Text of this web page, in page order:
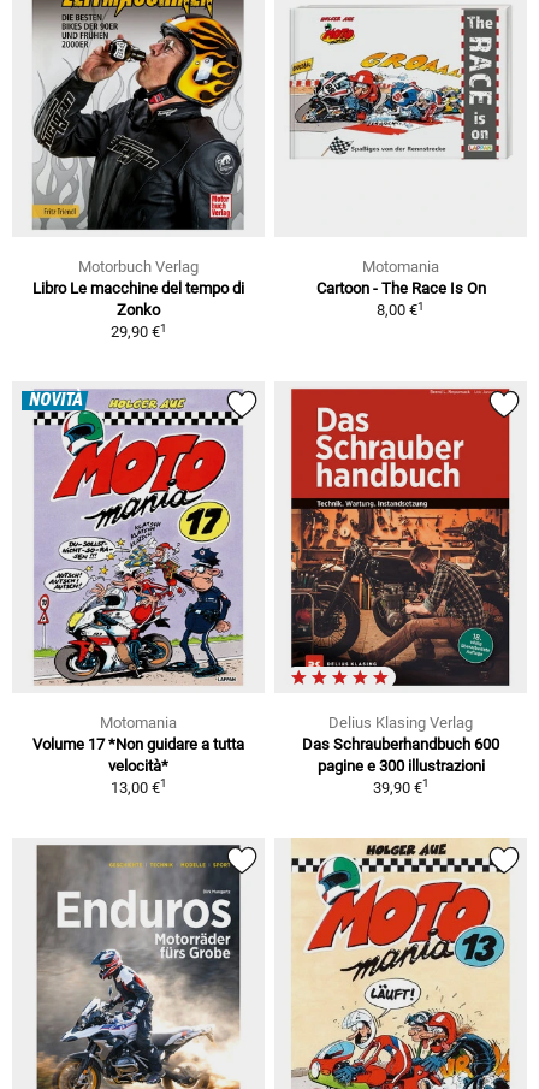
Motorbuch Verlag
Libro Le macchine del tempo di
Zonko
29,90 €1
Motomania
Cartoon - The Race Is On
8,00 €1
NOVITÀ
Motomania
Volume 17 *Non guidare a tutta
velocità*
13,00 €1
Delius Klasing Verlag
Das Schrauberhandbuch 600
pagine e 300 illustrazioni
39,90 €1